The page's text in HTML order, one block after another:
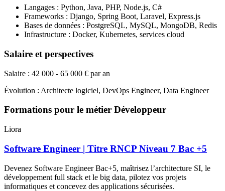
Langages : Python, Java, PHP, Node.js, C#
Frameworks : Django, Spring Boot, Laravel, Express.js
Bases de données : PostgreSQL, MySQL, MongoDB, Redis
Infrastructure : Docker, Kubernetes, services cloud
Salaire et perspectives
Salaire : 42 000 - 65 000 € par an
Évolution : Architecte logiciel, DevOps Engineer, Data Engineer
Formations pour le métier Développeur
Liora
Software Engineer | Titre RNCP Niveau 7 Bac +5
Devenez Software Engineer Bac+5, maîtrisez l’architecture SI, le
développement full stack et le big data, pilotez vos projets
informatiques et concevez des applications sécurisées.